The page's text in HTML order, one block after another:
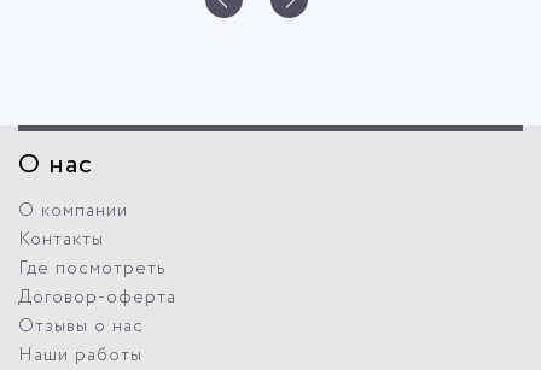
О нас
О компании
Контакты
Где посмотреть
Договор-оферта
Отзывы о нас
Наши работы